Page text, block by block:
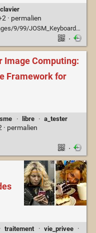
clavier
· permalien
·
Image Computing:
Framework for
· libre · a_tester
permalien
·
· traitement · vie_privee
·